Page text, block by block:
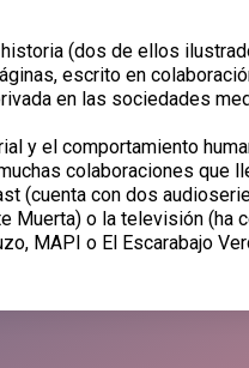
(dos de ellos
escrito en
en las sociedades
y el comportamiento
colaboraciones que
(cuenta con dos
o la televisión (ha
MAPI o El Escarabajo